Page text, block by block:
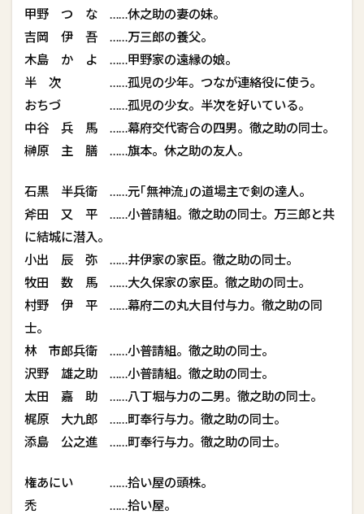
甲野 つ な ……休之助の妻の妹。
吉岡 伊 吾 ……万三郎の養父。
木島 か よ ……甲野家の遠縁の娘。
半 次 ……孤児の少年。つなが連絡役に使う。
おちづ ……孤児の少女。半次を好いている。
中谷 兵 馬 ……幕府交代寄合の四男。徹之助の同士。
榊原 主 膳 ……旗本。休之助の友人。
石黒 半兵衛 ……元｢無神流｣の道場主で剣の達人。
斧田 又 平 ……小普請組。徹之助の同士。万三郎と共
に結城に潜入。
小出 辰 弥 ……井伊家の家臣。徹之助の同士。
牧田 数 馬 ……大久保家の家臣。徹之助の同士。
村野 伊 平 ……幕府二の丸大目付与力。徹之助の同
士。
林 市郎兵衛 ……小普請組。徹之助の同士。
沢野 雄之助 ……小普請組。徹之助の同士。
太田 嘉 助 ……八丁堀与力の二男。徹之助の同士。
梶原 大九郎 ……町奉行与力。徹之助の同士。
添島 公之進 ……町奉行与力。徹之助の同士。
権あにい ……拾い屋の頭株。
禿 ……拾い屋。